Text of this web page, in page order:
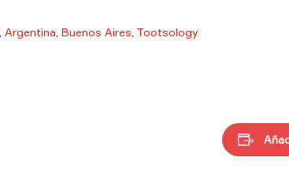
,Argentina ,Buenos Aires Tootsology